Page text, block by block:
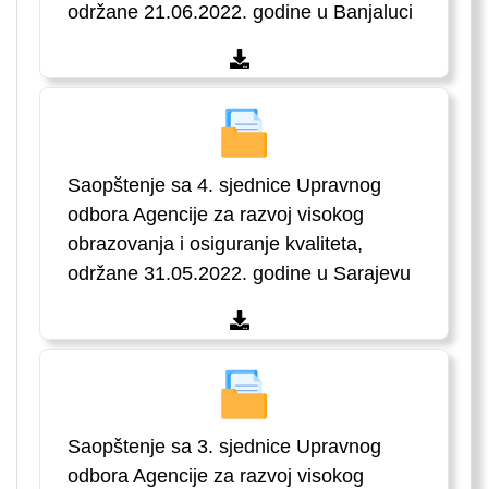
održane 21.06.2022. godine u Banjaluci
Saopštenje sa 4. sjednice Upravnog
odbora Agencije za razvoj visokog
obrazovanja i osiguranje kvaliteta,
održane 31.05.2022. godine u Sarajevu
Saopštenje sa 3. sjednice Upravnog
odbora Agencije za razvoj visokog